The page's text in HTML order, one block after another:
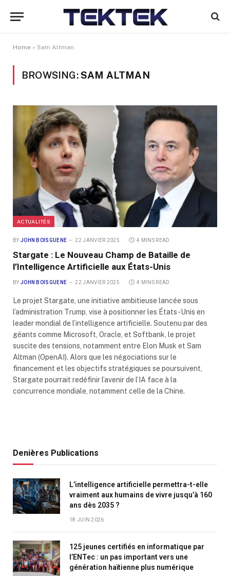
Home » Sam Altman
BROWSING:SAM ALTMAN
ACTUALITÉS
BY JOHN BOISGUENE 22 JANVIER 2025 4 MINS READ
Stargate : Le Nouveau Champ de Bataille de
l’Intelligence Artificielle aux États-Unis
BY JOHN BOISGUENE 22 JANVIER 2025 4 MINS READ
Le projet Stargate, une initiative ambitieuse lancée sous
l’administration Trump, vise à positionner les États-Unis en
leader mondial de l’intelligence artificielle. Soutenu par des
géants comme Microsoft, Oracle, et Softbank, le projet
suscite des tensions, notamment entre Elon Musk et Sam
Altman (OpenAI). Alors que les négociations sur le
financement et les objectifs stratégiques se poursuivent,
Stargate pourrait redéfinir l’avenir de l’IA face à la
concurrence mondiale, notamment celle de la Chine.
Denières Publications
L’intelligence artificielle permettra-t-elle
vraiment aux humains de vivre jusqu’à 160
ans dès 2035 ?
18 JUIN 2026
125 jeunes certifiés en informatique par
l’ENTec : un pas important vers une
génération haïtienne plus numérique